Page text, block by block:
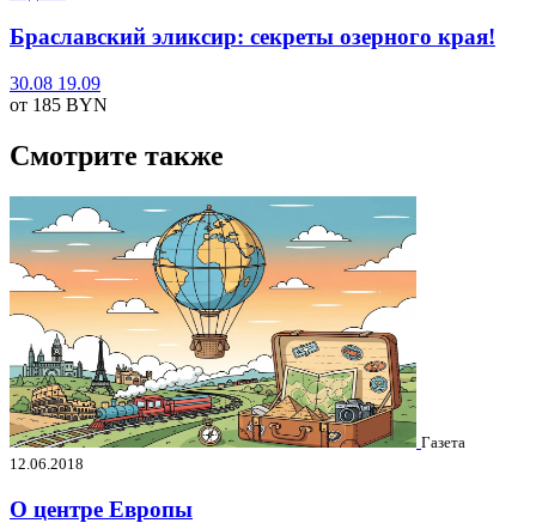
Браславский эликсир: секреты озерного края!
30.08 19.09
от 185 BYN
Смотрите также
Газета
12.06.2018
О центре Европы